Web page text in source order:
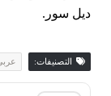
ديل سور.
التصنيفات: